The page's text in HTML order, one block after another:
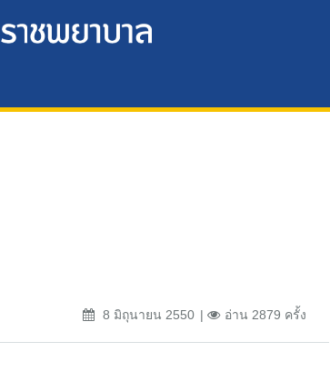
8 มิถุนายน 2550 อ่าน 2879 ครั้ง